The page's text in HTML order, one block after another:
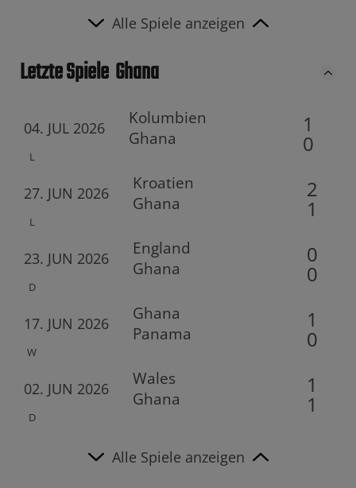
Alle Spiele anzeigen
Letzte Spiele Ghana
04. JUL 2026
Kolumbien
Ghana
1
0
L
27. JUN 2026
Kroatien
Ghana
2
1
L
23. JUN 2026
England
Ghana
0
0
D
17. JUN 2026
Ghana
Panama
1
0
W
02. JUN 2026
Wales
Ghana
1
1
D
Alle Spiele anzeigen